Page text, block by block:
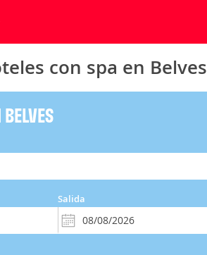
con spa en Belves
Salida